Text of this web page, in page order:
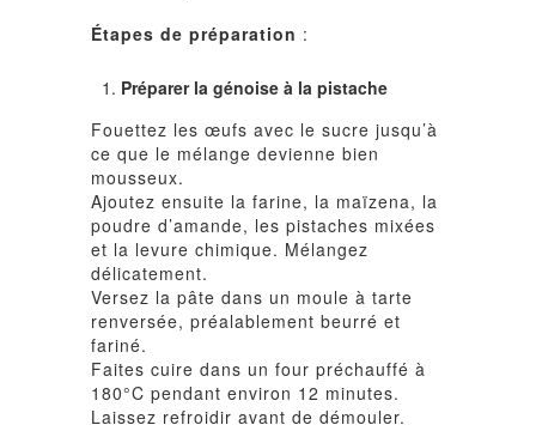
Étapes de préparation :
Préparer la génoise à la pistache
Fouettez les œufs avec le sucre jusqu’à
ce que le mélange devienne bien
mousseux.
Ajoutez ensuite la farine, la maïzena, la
poudre d’amande, les pistaches mixées
et la levure chimique. Mélangez
délicatement.
Versez la pâte dans un moule à tarte
renversée, préalablement beurré et
fariné.
Faites cuire dans un four préchauffé à
180°C pendant environ 12 minutes.
Laissez refroidir avant de démouler.